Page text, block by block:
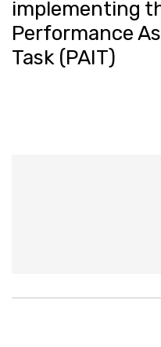
implementing
Performance
Task (PAIT)